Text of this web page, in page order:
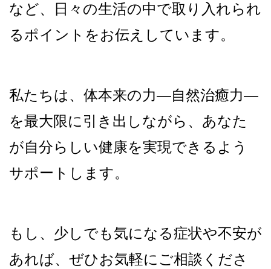
など、日々の生活の中で取り入れられ
るポイントをお伝えしています。
私たちは、体本来の力―自然治癒力―
を最大限に引き出しながら、あなた
が自分らしい健康を実現できるよう
サポートします。
もし、少しでも気になる症状や不安が
あれば、ぜひお気軽にご相談くださ